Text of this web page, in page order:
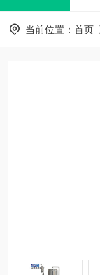
当前位置： 首页